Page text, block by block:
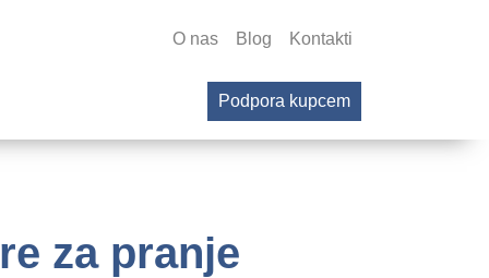
O nas Blog Kontakti
Podpora kupcem
za pranje